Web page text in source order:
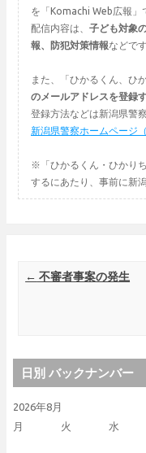
を「Komachi Web広報」
配信内容は、 子ども対象
報、防犯対策情報などです
また、「ひかるくん、ひ
のメールアドレスを登録
登録方法などは新潟県警
新潟県警察ホームページ
※「ひかるくん・ひかり
するにあたり、事前に新
Post navigation
← 不審者事案の発生
日別 バックナンバー
2026年8月
月
火 水